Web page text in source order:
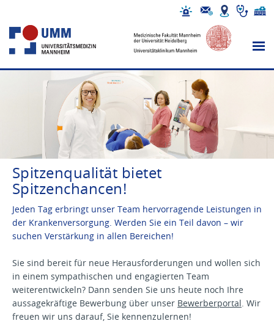
Spitzenqualität bietet
Spitzenchancen!
Jeden Tag erbringt unser Team hervorragende Leistungen in
der Krankenversorgung. Werden Sie ein Teil davon – wir
suchen Verstärkung in allen Bereichen!
Sie sind bereit für neue Herausforderungen und wollen sich
in einem sympathischen und engagierten Team
weiterentwickeln? Dann senden Sie uns heute noch Ihre
aussagekräftige Bewerbung über unser Bewerberportal. Wir
freuen wir uns darauf, Sie kennenzulernen!